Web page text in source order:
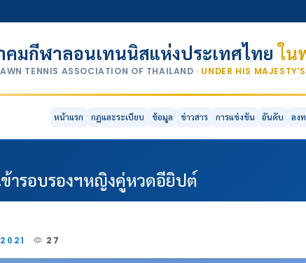
คมกีฬาลอนเทนนิสแห่งประเทศไทยใน
TENNIS ASSOCIATION OF THAILAND · UNDER HIS
หน้าแรก กฎและระเบียบ ข้อมูล ข่าวสาร การแข่งขัน อันดับ ลง
รอบรองฯหญิงคู่หวดอียิปต์
27